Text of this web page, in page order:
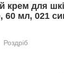
крем для
60 мл, 021
Роздріб